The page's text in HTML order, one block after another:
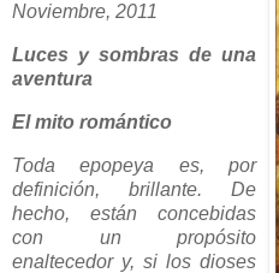
Noviembre, 2011
Luces y sombras de una
aventura
El mito romántico
Toda epopeya es, por
definición, brillante. De
hecho, están concebidas
con un propósito
enaltecedor y, si los dioses